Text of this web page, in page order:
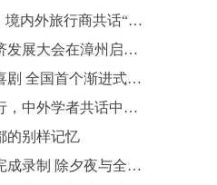
“欢迎回家”乡情浓：境内外旅行商共话“清新福建”新机遇
2026福建省文旅经济发展大会在漳州启幕，诚邀海内外乡亲常回家看看
船政文化牵手闽式喜剧 全国首个渐进式折叠脱口秀上演
第三届武夷论坛举行，中外学者共话中华优秀传统文化传承发展
的别样记忆
2026福州十邑春晚完成录制 除夕夜与全球十邑乡亲共启福年